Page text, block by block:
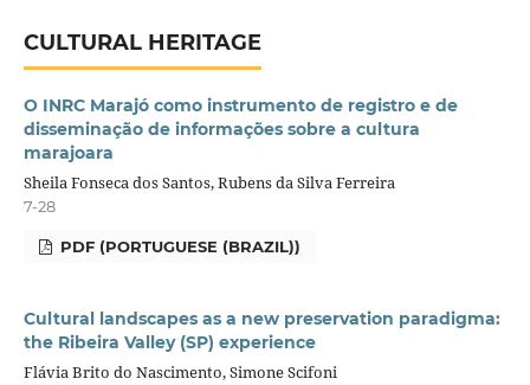
CULTURAL HERITAGE
O INRC Marajó como instrumento de registro e de
disseminação de informações sobre a cultura
marajoara
Sheila Fonseca dos Santos, Rubens da Silva Ferreira
7-28
PDF (PORTUGUESE (BRAZIL))
Cultural landscapes as a new preservation paradigma:
the Ribeira Valley (SP) experience
Flávia Brito do Nascimento, Simone Scifoni